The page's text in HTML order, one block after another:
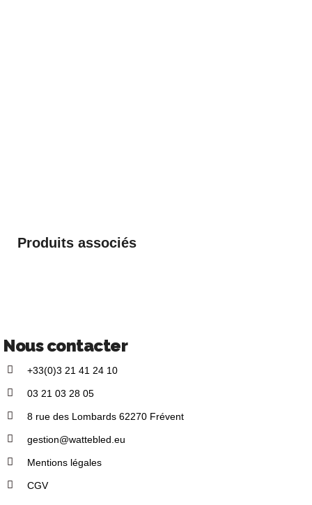
Produits associés
Nous contacter
+33(0)3 21 41 24 10
03 21 03 28 05
8 rue des Lombards 62270 Frévent
gestion@wattebled.eu
Mentions légales
CGV